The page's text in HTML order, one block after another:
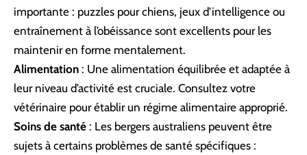
importante : puzzles pour chiens, jeux d’intelligence ou
entraînement à l’obéissance sont excellents pour les
maintenir en forme mentalement.
Alimentation : Une alimentation équilibrée et adaptée à
leur niveau d’activité est cruciale. Consultez votre
vétérinaire pour établir un régime alimentaire approprié.
Soins de santé : Les bergers australiens peuvent être
sujets à certains problèmes de santé spécifiques :